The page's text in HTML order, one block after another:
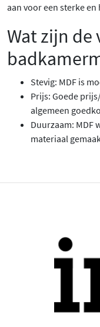
aan voor een sterke
Wat zijn de
Stevig: MDF is
Prijs: Goede
algemeen
Duurzaam: MDF
materiaal